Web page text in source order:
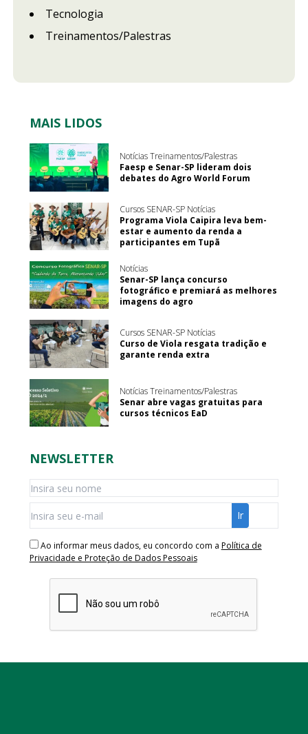
Tecnologia
Treinamentos/Palestras
MAIS LIDOS
Notícias Treinamentos/Palestras
Faesp e Senar-SP lideram dois
debates do Agro World Forum
Cursos SENAR-SP Notícias
Programa Viola Caipira leva bem-
estar e aumento da renda a
participantes em Tupã
Notícias
Senar-SP lança concurso
fotográfico e premiará as melhores
imagens do agro
Cursos SENAR-SP Notícias
Curso de Viola resgata tradição e
garante renda extra
Notícias Treinamentos/Palestras
Senar abre vagas gratuitas para
cursos técnicos EaD
NEWSLETTER
Ao informar meus dados, eu concordo com a Política de
Privacidade e Proteção de Dados Pessoais